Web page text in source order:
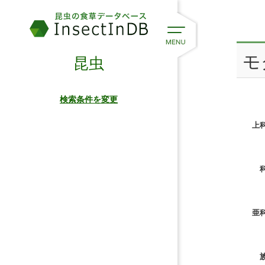
上
亜
昆虫
検索条件を変更